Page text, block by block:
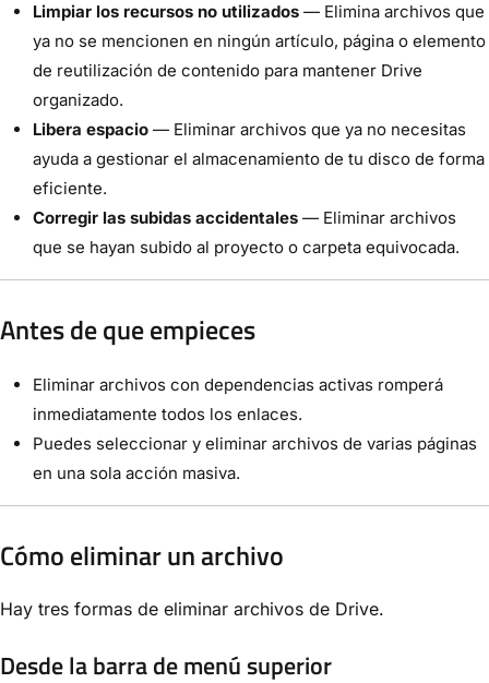
Limpiar los recursos no utilizados — Elimina archivos que
ya no se mencionen en ningún artículo, página o elemento
de reutilización de contenido para mantener Drive
organizado.
Libera espacio — Eliminar archivos que ya no necesitas
ayuda a gestionar el almacenamiento de tu disco de forma
eficiente.
Corregir las subidas accidentales — Eliminar archivos
que se hayan subido al proyecto o carpeta equivocada.
Antes de que empieces
Eliminar archivos con dependencias activas romperá
inmediatamente todos los enlaces.
Puedes seleccionar y eliminar archivos de varias páginas
en una sola acción masiva.
Cómo eliminar un archivo
Hay tres formas de eliminar archivos de Drive.
Desde la barra de menú superior